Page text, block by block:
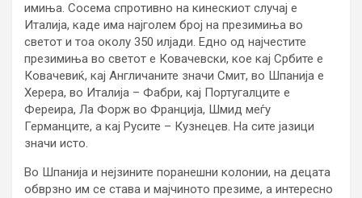
имиња. Сосема спротивно на кинескиот случај е
Италија, каде има најголем број на презимиња во
светот и тоа околу 350 илјади. Едно од најчестите
презимиња во светот е Ковачевски, кое кај Србите е
Ковачевиќ, кај Англичаните значи Смит, во Шпанија е
Херера, во Италија – Фабри, кај Португалците е
Фереира, Ла Форж во Франција, Шмид меѓу
Германците, а кај Русите – Кузнецев. На сите јазици
значи исто.
Во Шпанија и нејзините поранешни колонии, на децата
обврзно им се става и мајчиното презиме, а интересно